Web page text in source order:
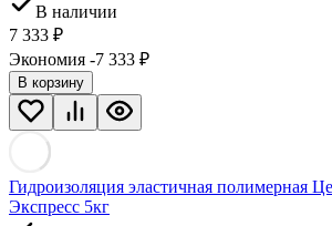
В наличии
7 333 ₽
Экономия -7 333 ₽
В корзину
Гидроизоляция эластичная полимерная
Экспресс 5кг